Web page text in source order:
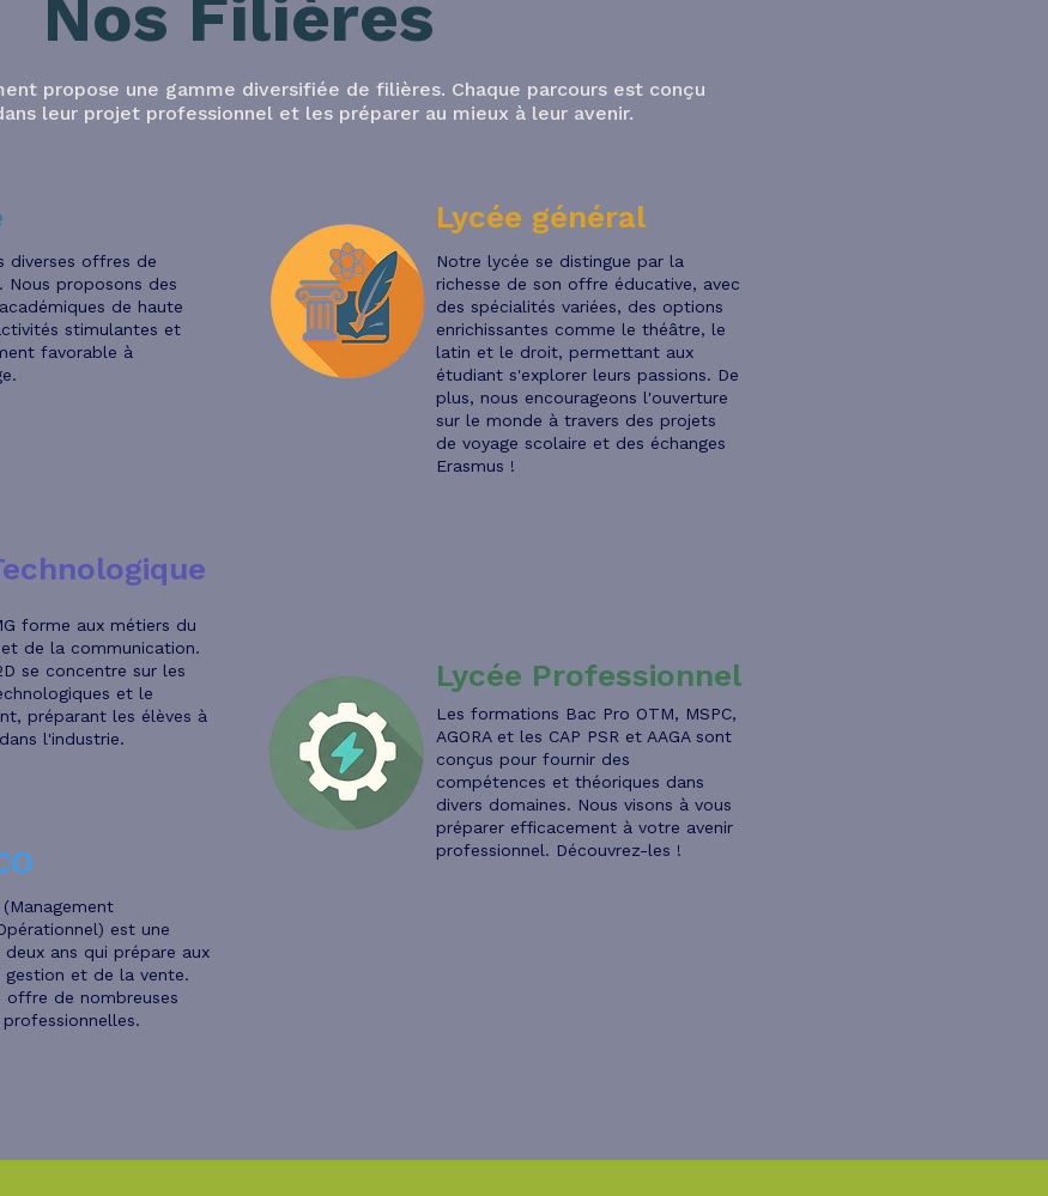
Nos Filières
propose une gamme diversifiée de filières. Chaque parcours est conçu
leur projet professionnel et les préparer au mieux à leur avenir.
diverses offres de
Nous proposons des
de haute
stimulantes et
favorable à
forme aux métiers du
de la communication.
se concentre sur les
et le
préparant les élèves à
l'industrie.
est une
ans qui prépare aux
gestion et de la vente.
offre de nombreuses
Lycée général
Notre lycée se distingue par la
richesse de son offre éducative, avec
des spécialités variées, des options
enrichissantes comme le théâtre, le
latin et le droit, permettant aux
étudiant s'explorer leurs passions. De
plus, nous encourageons l'ouverture
sur le monde à travers des projets
de voyage scolaire et des échanges
Erasmus !
Lycée Professionnel
Les formations Bac Pro OTM, MSPC,
AGORA et les CAP PSR et AAGA sont
conçus pour fournir des
compétences et théoriques dans
divers domaines. Nous visons à vous
préparer efficacement à votre avenir
professionnel. Découvrez-les !